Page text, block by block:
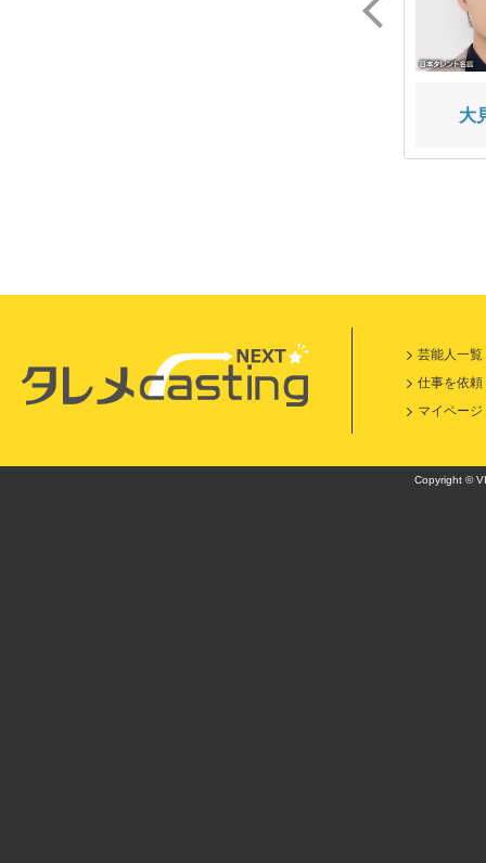
大
芸能人一覧
仕事を依頼
マイページ
Copyright ©